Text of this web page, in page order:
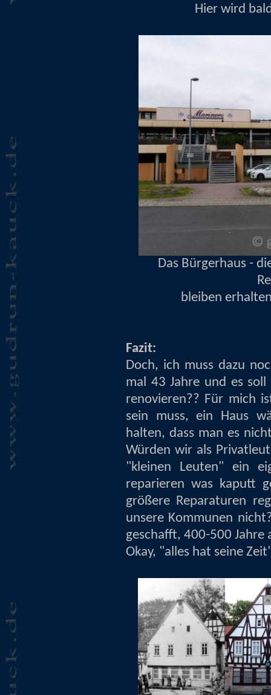
Hier wird
Das Bürgerhaus -
bleiben
Fazit:
Doch, ich muss dazu
mal 43 Jahre und es
renovieren?? Für mich
sein muss, ein Haus
halten, dass man es
Würden wir als
"kleinen Leuten" ein
reparieren was kaputt
größere Reparaturen
unsere Kommunen
geschafft, 400-500 Jahre
Okay, "alles hat seine